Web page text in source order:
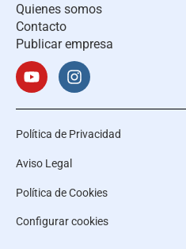
Quienes somos
Contacto
Publicar empresa
Política de Privacidad
Aviso Legal
Política de Cookies
Configurar cookies